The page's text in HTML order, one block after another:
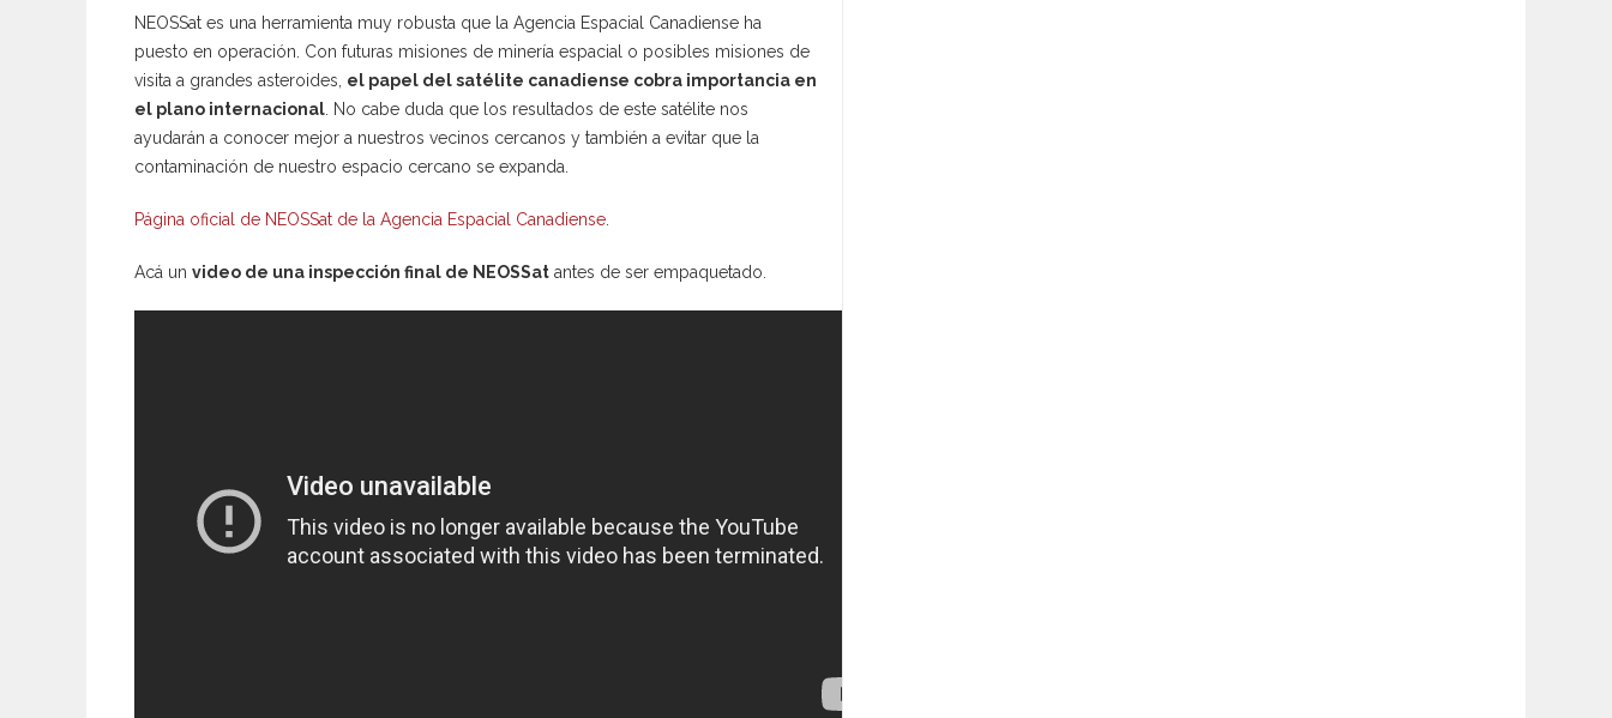
NEOSSat es una herramienta muy robusta que la Agencia Espacial Canadiense ha
puesto en operación. Con futuras misiones de minería espacial o posibles misiones de
visita a grandes asteroides, el papel del satélite canadiense cobra importancia en
el plano internacional . No cabe duda que los resultados de este satélite nos
ayudarán a conocer mejor a nuestros vecinos cercanos y también a evitar que la
contaminación de nuestro espacio cercano se expanda.
Página oficial de NEOSSat de la Agencia Espacial Canadiense
Acá un video de una inspección final de NEOSSat antes de ser empaquetado.